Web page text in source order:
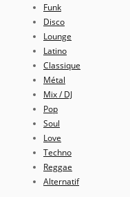
Funk
Disco
Lounge
Latino
Classique
Métal
Mix / DJ
Pop
Soul
Love
Techno
Reggae
Alternatif